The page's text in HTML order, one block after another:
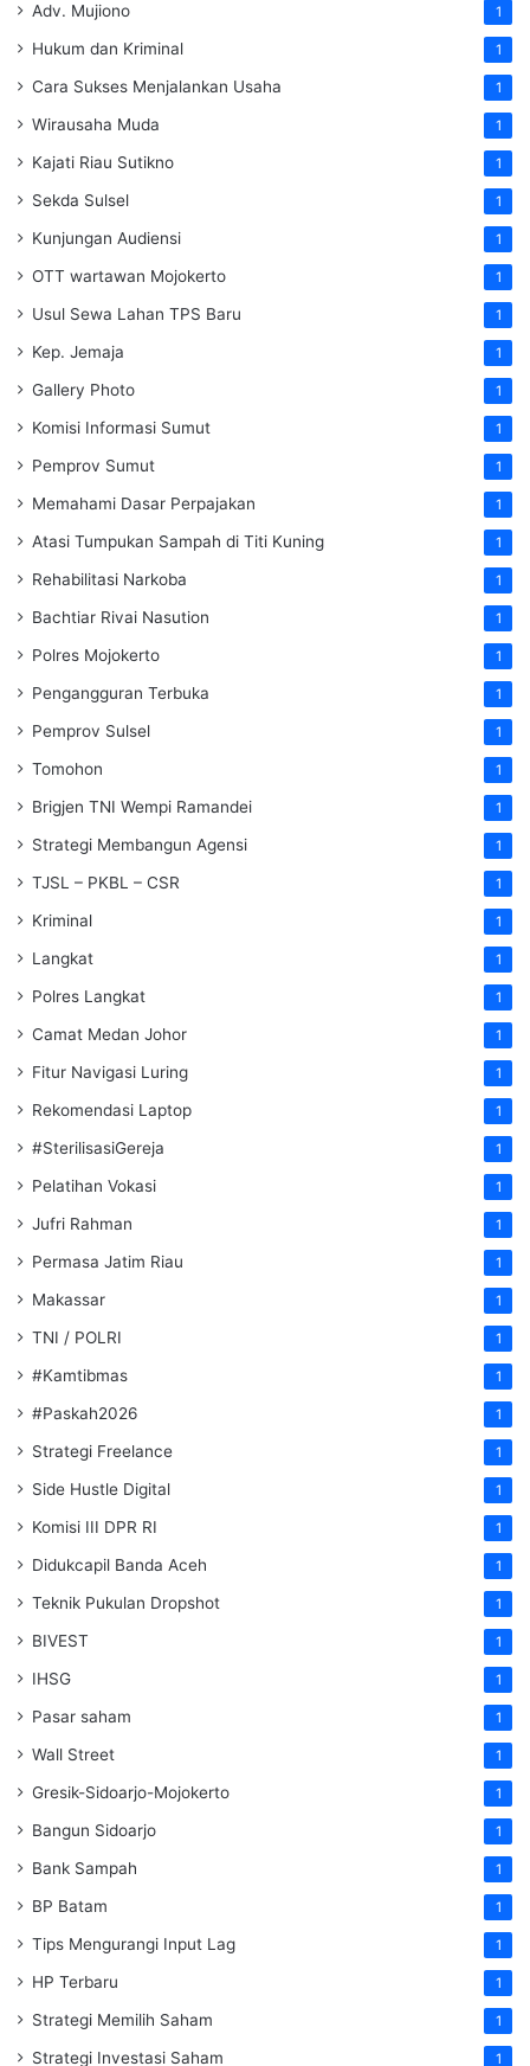
Adv. Mujiono 1
Hukum dan Kriminal 1
Cara Sukses Menjalankan Usaha 1
Wirausaha Muda 1
Kajati Riau Sutikno 1
Sekda Sulsel 1
Kunjungan Audiensi 1
OTT wartawan Mojokerto 1
Usul Sewa Lahan TPS Baru 1
Kep. Jemaja 1
Gallery Photo 1
Komisi Informasi Sumut 1
Pemprov Sumut 1
Memahami Dasar Perpajakan 1
Atasi Tumpukan Sampah di Titi Kuning 1
Rehabilitasi Narkoba 1
Bachtiar Rivai Nasution 1
Polres Mojokerto 1
Pengangguran Terbuka 1
Pemprov Sulsel 1
Tomohon 1
Brigjen TNI Wempi Ramandei 1
Strategi Membangun Agensi 1
TJSL – PKBL – CSR 1
Kriminal 1
Langkat 1
Polres Langkat 1
Camat Medan Johor 1
Fitur Navigasi Luring 1
Rekomendasi Laptop 1
#SterilisasiGereja 1
Pelatihan Vokasi 1
Jufri Rahman 1
Permasa Jatim Riau 1
Makassar 1
TNI / POLRI 1
#Kamtibmas 1
#Paskah2026 1
Strategi Freelance 1
Side Hustle Digital 1
Komisi III DPR RI 1
Didukcapil Banda Aceh 1
Teknik Pukulan Dropshot 1
BIVEST 1
IHSG 1
Pasar saham 1
Wall Street 1
Gresik-Sidoarjo-Mojokerto 1
Bangun Sidoarjo 1
Bank Sampah 1
BP Batam 1
Tips Mengurangi Input Lag 1
HP Terbaru 1
Strategi Memilih Saham 1
Strategi Investasi Saham 1